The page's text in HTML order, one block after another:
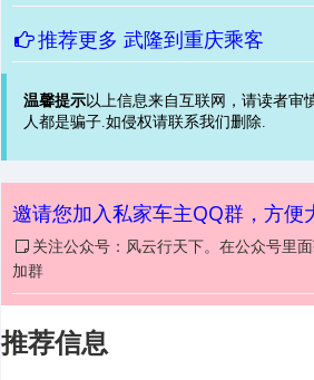
推荐更多 武隆到重庆乘客
温馨提示以上信息来自互联网，请读者审
人都是骗子.如侵权请联系我们删除.
邀请您加入私家车主QQ群，方便
关注公众号：风云行天下。在公众号里
加群
推荐信息